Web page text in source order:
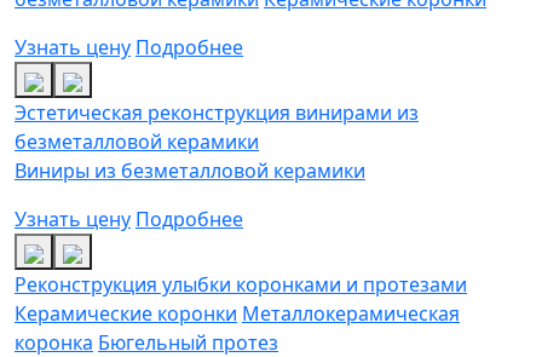
Узнать цену Подробнее
Эстетическая реконструкция винирами из
безметалловой керамики
Виниры из безметалловой керамики
Узнать цену Подробнее
Реконструкция улыбки коронками и протезами
Керамические коронки Металлокерамическая
коронка Бюгельный протез